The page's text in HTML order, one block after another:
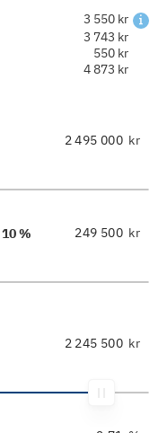
3 550 kr
3 743 kr
550 kr
4 873 kr
kr
10 % kr
kr